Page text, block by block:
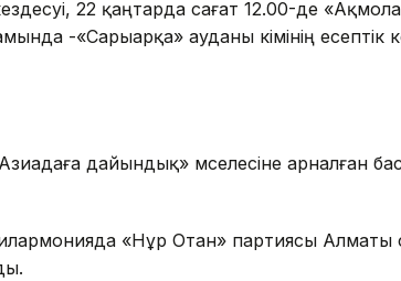
22 қаңтарда сағат 12.00-де
-«Сарыарқа» ауданы әкімінің есептік
дайындық» мәселесіне арналған
«Нұр Отан» партиясы Алматы